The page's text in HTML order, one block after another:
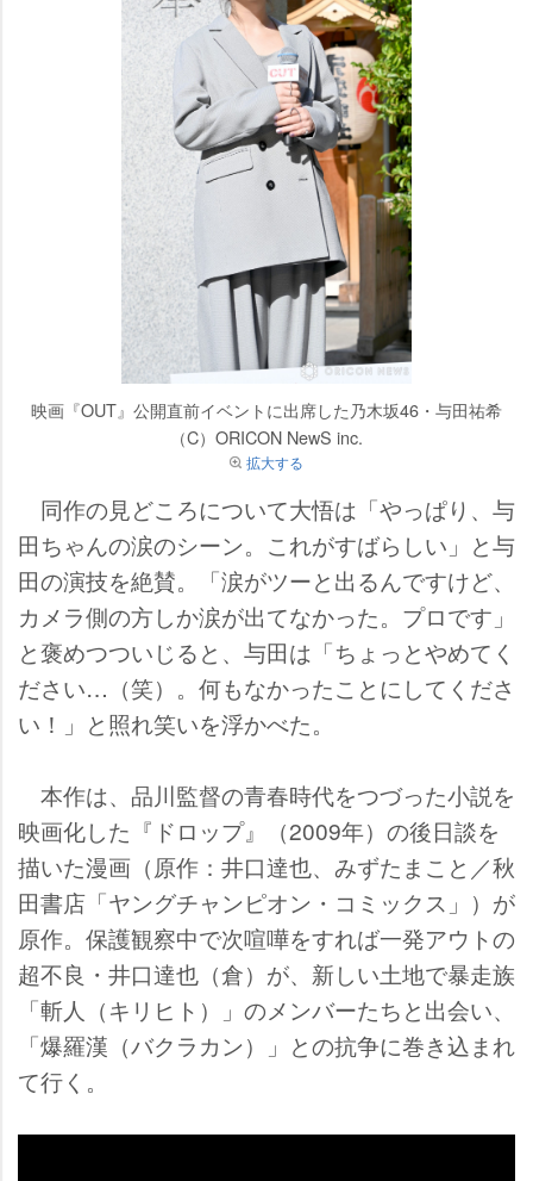
映画『OUT』公開直前イベントに出席した乃木坂46・与田祐希
（C）ORICON NewS inc.
拡大する
同作の見どころについて大悟は「やっぱり、与
田ちゃんの涙のシーン。これがすばらしい」と与
田の演技を絶賛。「涙がツーと出るんですけど、
カメラ側の方しか涙が出てなかった。プロです」
と褒めつついじると、与田は「ちょっとやめてく
ださい…（笑）。何もなかったことにしてくださ
い！」と照れ笑いを浮かべた。
本作は、品川監督の青春時代をつづった小説を
映画化した『ドロップ』（2009年）の後日談を
描いた漫画（原作：井口達也、みずたまこと／秋
田書店「ヤングチャンピオン・コミックス」）が
原作。保護観察中で次喧嘩をすれば一発アウトの
超不良・井口達也（倉）が、新しい土地で暴走族
「斬人（キリヒト）」のメンバーたちと出会い、
「爆羅漢（バクラカン）」との抗争に巻き込まれ
て行く。